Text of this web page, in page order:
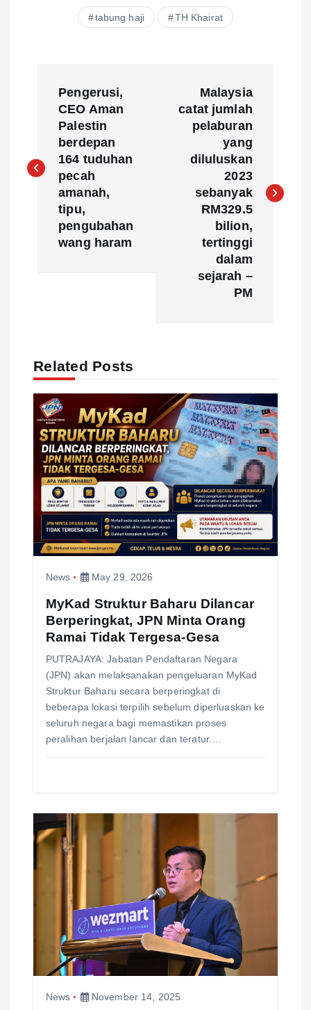
tabung haji TH Khairat
t
a
o
n
Pengerusi,
CEO Aman
Palestin
berdepan
164 tuduhan
pecah
amanah,
tipu,
pengubahan
wang haram
Malaysia
catat jumlah
pelaburan
yang
diluluskan
2023
sebanyak
RM329.5
bilion,
tertinggi
dalam
sejarah –
PM
Related Posts
News May 29, 2026
MyKad Struktur Baharu Dilancar
Berperingkat, JPN Minta Orang
Ramai Tidak Tergesa-Gesa
PUTRAJAYA: Jabatan Pendaftaran Negara
(JPN) akan melaksanakan pengeluaran MyKad
Struktur Baharu secara berperingkat di
beberapa lokasi terpilih sebelum diperluaskan ke
seluruh negara bagi memastikan proses
peralihan berjalan lancar dan teratur.…
News November 14, 2025